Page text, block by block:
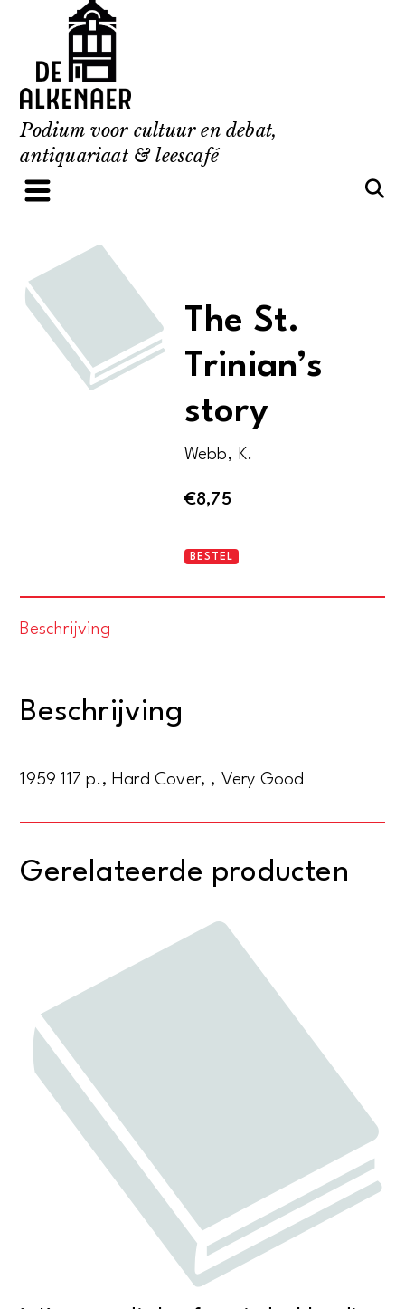
content
Podium voor cultuur en debat,
antiquariaat & leescafé
The St.
Trinian’s
story
Webb, K.
€8,75
The
BESTEL
Beschrijving
Beschrijving
1959 117 p., Hard Cover, , Very Good
Gerelateerde producten